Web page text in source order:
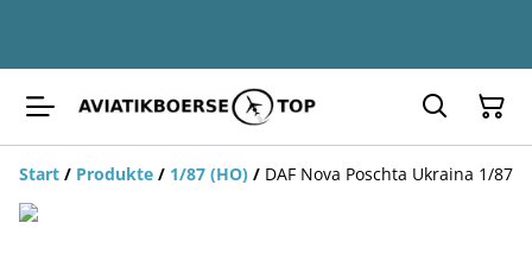
Start / Produkte / 1/87 (HO) / DAF Nova Poschta Ukraina 1/87